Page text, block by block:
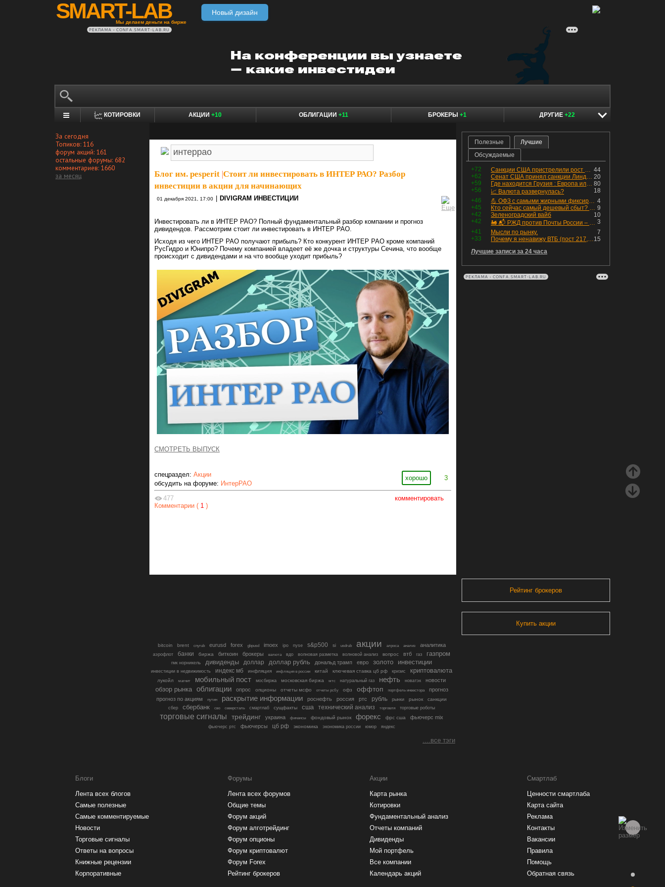
SMART-LAB
Мы делаем деньги на бирже
Новый дизайн
РЕКЛАМА • CONFA.SMART-LAB.RU
КОТИРОВКИ АКЦИИ +10 ОБЛИГАЦИИ +11 БРОКЕРЫ +1 ДРУГИЕ +22
За сегодня
Топиков: 116
форум акций: 161
остальные форумы: 682
комментариев: 1660
за месяц
Блог им. pesperit Стоит ли инвестировать в ИНТЕР РАО? Разбор
инвестиции в акции для начинающих
01 декабря 2021, 17:00 DIVIGRAM ИНВЕСТИЦИИ
Инвестировать ли в ИНТЕР РАО? Полный фундаментальный разбор компании и прогноз
дивидендов. Рассмотрим стоит ли инвестировать в ИНТЕР РАО.
Исходя из чего ИНТЕР РАО получают прибыль? Кто конкурент ИНТЕР РАО кроме компаний
РусГидро и Юнипро? Почему компанией владеет её же дочка и структуры Сечина, что вообще
происходит с дивидендами и на что вообще уходит прибыль?
СМОТРЕТЬ ВЫПУСК
хорошо 3
спецраздел: Акции
обсудить на форуме: ИнтерРАО
комментировать
477
Комментарии ( 1 )
Полезные
Лучшие
Обсуждаемые
+72 44
Санкции США пристрелили рост акций в России
+62
20
Сенат США принял санкции Линдси Грэма против России
+59
80
Где находится Грузия : Европа или Азия
+56
18
📈 Валюта развернулась?
+46
4
💪 ОФЗ с самыми жирными фиксированными купонами
+45
9
Кто сейчас самый дешевый сбыт? Сводный пост по сбытовым компаниям по отчетам РСБУ за Q2 26г.
+42
10
Зеленоградский вайб
+42
3
🚂 📬 РЖД против Почты России – Какие облигации выбрать?
+41
7
Мысли по рынку.
+33
15
Почему я ненавижу ВТБ (пост 217, 12+)
Лучшие записи за 24 часа
РЕКЛАМА • CONFA.SMART-LAB.RU
Рейтинг брокеров
Купить акции
bitcoin brent cnyrub eurusd forex gbpusd imoex ipo nyse s&p500 si usdrub акции алроса анализ аналитика
аэрофлот банки биржа биткоин брокеры валюта вдо волновая разметка волновой анализ вопрос втб газ газпром
гмк норникель дивиденды доллар доллар рубль дональд трамп евро золото инвестиции
инвестиции в недвижимость индекс мб инфляция инфляция в россии китай ключевая ставка цб рф кризис криптовалюта
лукойл магнит мобильный пост мосбиржа московская биржа мтс натуральный газ нефть новатэк новости
обзор рынка облигации опрос опционы отчеты мсфо отчеты рсбу офз оффтоп портфель инвестора
прогноз
прогноз по акциям
путин раскрытие информации роснефть россия ртс рубль рынки рынок санкции
сбер сбербанк сво северсталь смартлаб сущфакты сша технический анализ торговля торговые роботы
торговые сигналы трейдинг украина финансы фондовый рынок форекс фрс сша фьючерс mix
фьючерс ртс фьючерсы цб рф экономика экономика россии юмор яндекс
....все тэги
Блоги
Лента всех блогов
Самые полезные
Самые комментируемые
Новости
Торговые сигналы
Ответы на вопросы
Книжные рецензии
Корпоративные
Форумы
Лента всех форумов
Общие темы
Форум акций
Форум алготрейдинг
Форум опционы
Форум криптовалют
Форум Forex
Рейтинг брокеров
Акции
Карта рынка
Котировки
Фундаментальный анализ
Отчеты компаний
Дивиденды
Мой портфель
Все компании
Календарь акций
Смартлаб
Ценности смартлаба
Карта сайта
Реклама
Контакты
Вакансии
Правила
Помощь
Обратная связь